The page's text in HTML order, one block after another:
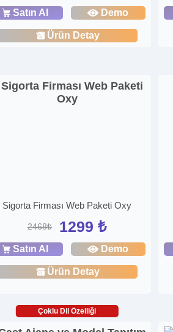
Satın Al Demo
Ürün Detay
Sigorta Firması Web Paketi Oxy
2468₺ 1299 ₺
Satın Al Demo
Ürün Detay
Çoklu Dil Özelliği